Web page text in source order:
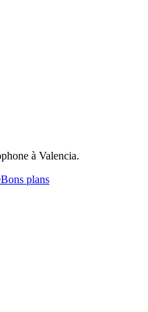
à Valencia.
Bons plans